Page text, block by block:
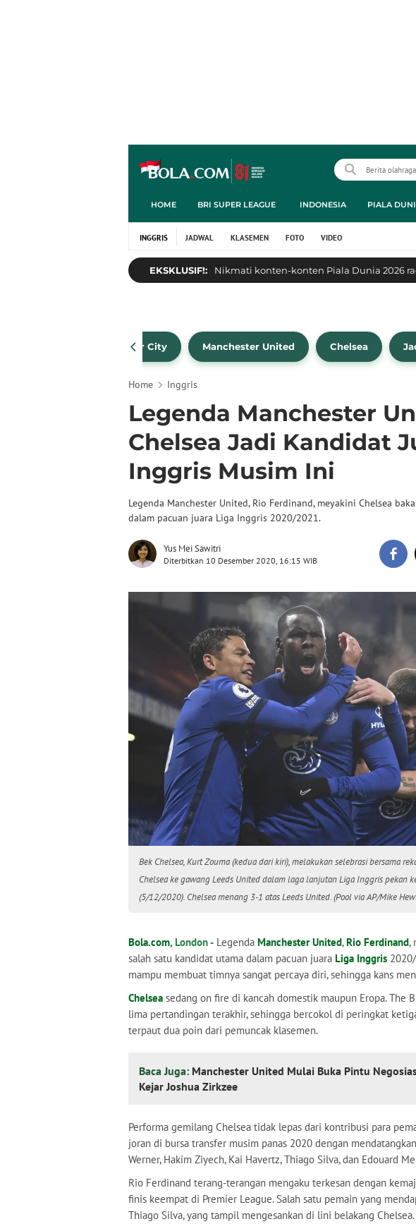
HOME BRI SUPER LEAGUE INDONESIA PIALA
INGGRIS JADWAL KLASEMEN FOTO VIDEO
EKSKLUSIF!: Nikmati konten-konten Piala Dunia 2026
Manchester City Manchester United Chelsea
Home Inggris
Legenda Manchester
Chelsea Jadi Kandidat
Inggris Musim Ini
Legenda Manchester United, Rio Ferdinand, meyakini Chelsea
dalam pacuan juara Liga Inggris 2020/2021.
Yus Mei Sawitri
Diterbitkan 10 Desember 2020, 16:15 WIB
Bek Chelsea, Kurt Zouma (kedua dari kiri), melakukan selebrasi bersama
Chelsea ke gawang Leeds United dalam laga lanjutan Liga Inggris pekan
(5/12/2020). Chelsea menang 3-1 atas Leeds United. (Pool via AP/Mike
Bola.com, London - Legenda Manchester United,Rio Ferdinand,
salah satu kandidat utama dalam pacuan juara Liga Inggris
mampu membuat timnya sangat percaya diri, sehingga kans
Chelsea sedang on fire di kancah domestik maupun Eropa. The
lima pertandingan terakhir, sehingga bercokol di peringkat
terpaut dua poin dari pemuncak klasemen.
Baca Juga: Manchester United Mulai Buka Pintu
Kejar Joshua Zirkzee
Performa gemilang Chelsea tidak lepas dari kontribusi para
joran di bursa transfer musim panas 2020 dengan
Werner, Hakim Ziyech, Kai Havertz, Thiago Silva, dan Edouard
Rio Ferdinand terang-terangan mengaku terkesan dengan
finis keempat di Premier League. Salah satu pemain yang
Thiago Silva, yang tampil mengesankan di lini belakang Chelsea.